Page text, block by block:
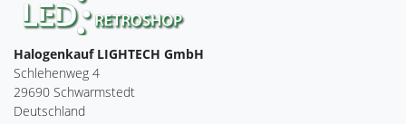
Halogenkauf LIGHTECH GmbH
Schlehenweg 4
29690 Schwarmstedt
Deutschland